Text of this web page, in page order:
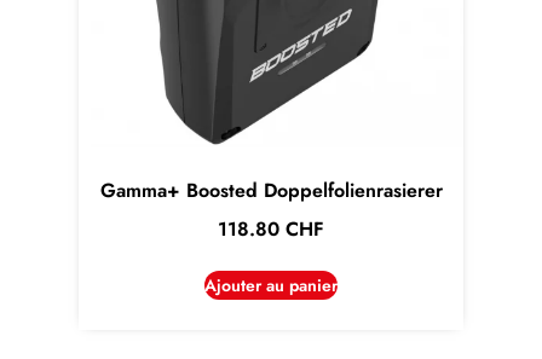
Gamma+ Boosted Doppelfolienrasierer
118.80 CHF
Ajouter au panier